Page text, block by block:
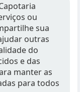
ou
sua
outras
do
e das
manter as
para todos